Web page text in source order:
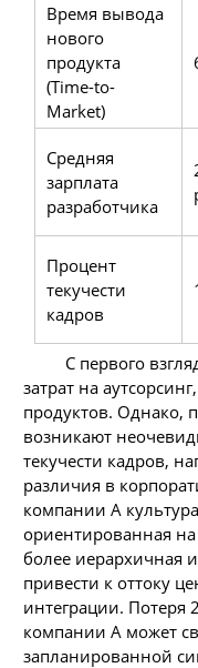
Время вывода
нового
продукта
(Time-to-
Market)
Средняя
зарплата
разработчика
Процент
текучести
кадров
С первого
затрат на
продуктов. Однако,
возникают
текучести кадров,
различия в
компании А
ориентированная на
более иерархичная
привести к оттоку
интеграции. Потеря
компании А может
запланированной